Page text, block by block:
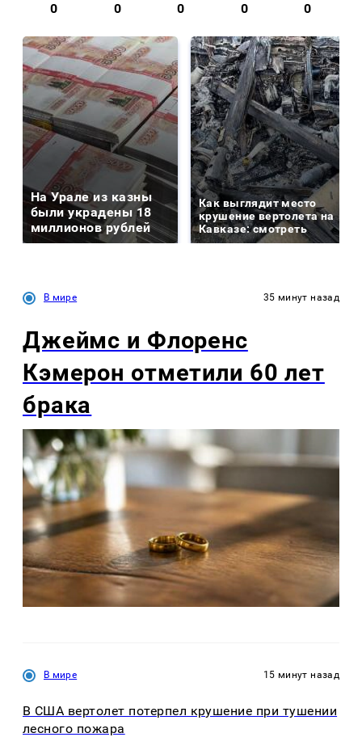
0 0 0 0 0
На Урале из казны
были украдены 18
миллионов рублей
Как выглядит место
крушение вертолета на
Кавказе: смотреть
В мире 35 минут назад
Джеймс и Флоренс
Кэмерон отметили 60 лет
брака
В мире 15 минут назад
В США вертолет потерпел крушение при тушении
лесного пожара